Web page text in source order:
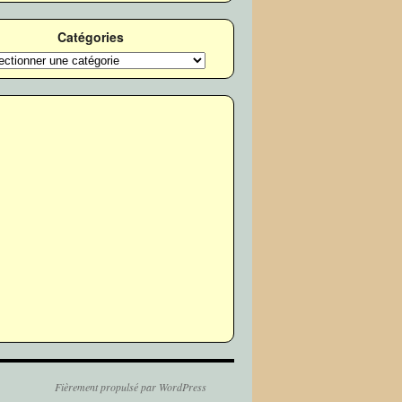
Catégories
Fièrement propulsé par WordPress